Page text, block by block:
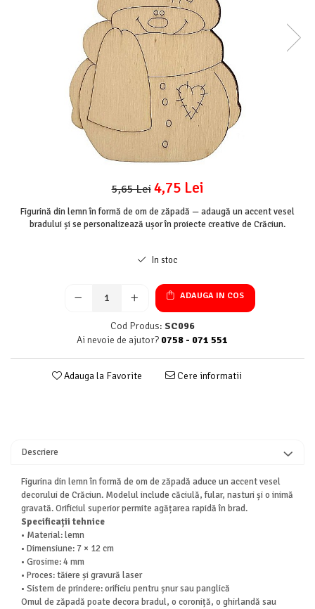
Mijloace de transport
Seturi figurine diverse
Ornamente si scrapbooking
Suporturi decoupage, placute
5,65 Lei 4,75 Lei
Figurină din lemn în formă de om de zăpadă — adaugă un accent vesel
bradului și se personalizează ușor în proiecte creative de Crăciun.
In stoc
ADAUGA IN COS
Cod Produs: SC096
Ai nevoie de ajutor? 0758 - 071 551
Adauga la Favorite Cere informatii
Descriere
Figurina din lemn în formă de om de zăpadă aduce un accent vesel
decorului de Crăciun. Modelul include căciulă, fular, nasturi și o inimă
gravată. Orificiul superior permite agățarea rapidă în brad.
Specificații tehnice
• Material: lemn
• Dimensiune: 7 × 12 cm
• Grosime: 4 mm
• Proces: tăiere și gravură laser
• Sistem de prindere: orificiu pentru șnur sau panglică
Omul de zăpadă poate decora bradul, o coroniță, o ghirlandă sau